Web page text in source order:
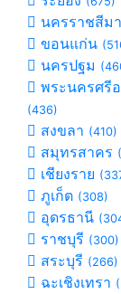
นครราชสีมา
ขอนแก่น
นครปฐม
พระนครศรี
(436)
สงขลา (410)
สมุทรสาคร
เชียงราย
ภูเก็ต (308)
อุดรธานี
ราชบุรี (300)
สระบุรี (266)
ฉะเชิงเทรา